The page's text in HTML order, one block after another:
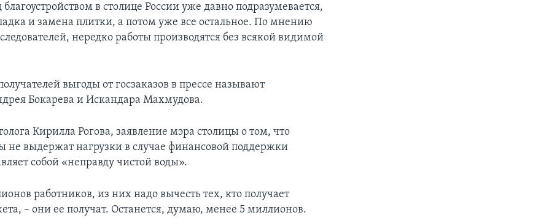
в столице России уже давно подразумевается,
и замена плитки, а потом уже все остальное. По мнению
нередко работы производятся без всякой видимой
выгоды от госзаказов в прессе называют
Бокарева и Искандара Махмудова.
Кирилла Рогова, заявление мэра столицы о том, что
не выдержат нагрузки в случае финансовой поддержки
собой «неправду чистой воды».
работников, из них надо вычесть тех, кто получает
– они ее получат. Останется, думаю, менее 5 миллионов.